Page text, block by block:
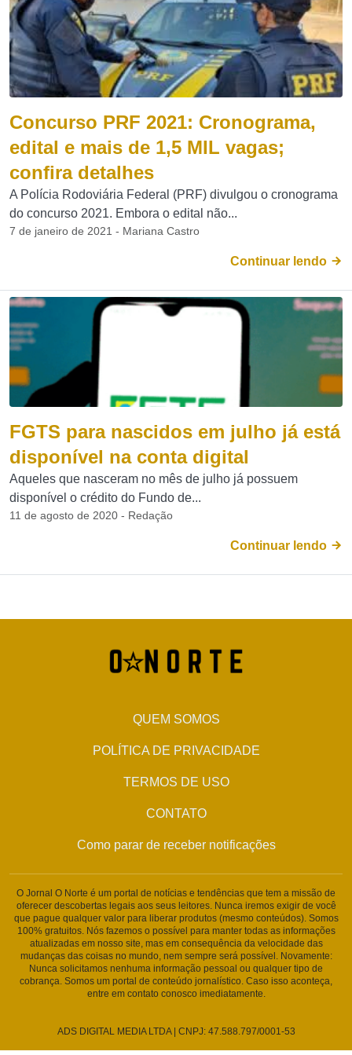
Concurso PRF 2021: Cronograma,
edital e mais de 1,5 MIL vagas;
confira detalhes
A Polícia Rodoviária Federal (PRF) divulgou o cronograma
do concurso 2021. Embora o edital não...
7 de janeiro de 2021 - Mariana Castro
Continuar lendo
FGTS para nascidos em julho já está
disponível na conta digital
Aqueles que nasceram no mês de julho já possuem
disponível o crédito do Fundo de...
11 de agosto de 2020 - Redação
Continuar lendo
QUEM SOMOS
POLÍTICA DE PRIVACIDADE
TERMOS DE USO
CONTATO
Como parar de receber notificações
O Jornal O Norte é um portal de notícias e tendências que tem a missão de
oferecer descobertas legais aos seus leitores. Nunca iremos exigir de você
que pague qualquer valor para liberar produtos (mesmo conteúdos). Somos
100% gratuitos. Nós fazemos o possível para manter todas as informações
atualizadas em nosso site, mas em consequência da velocidade das
mudanças das coisas no mundo, nem sempre será possível. Novamente:
Nunca solicitamos nenhuma informação pessoal ou qualquer tipo de
cobrança. Somos um portal de conteúdo jornalístico. Caso isso aconteça,
entre em contato conosco imediatamente.
ADS DIGITAL MEDIA LTDA | CNPJ: 47.588.797/0001-53